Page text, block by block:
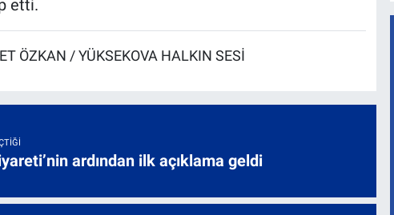
etti.
ÖZKAN / YÜKSEKOVA HALKIN SESİ
ardından ilk açıklama geldi